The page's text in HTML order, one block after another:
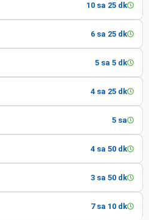
10 sa 25 dk
6 sa 25 dk
5 sa 5 dk
4 sa 25 dk
5 sa
4 sa 50 dk
3 sa 50 dk
7 sa 10 dk